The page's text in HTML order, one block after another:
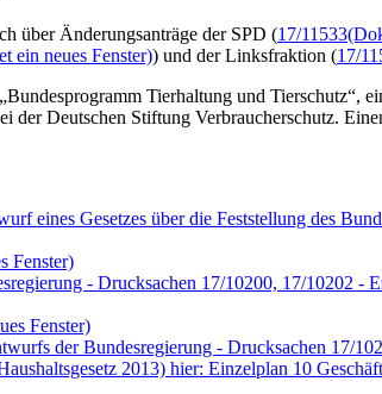
über Änderungsanträge der SPD (17/11533
ein neues Fenster)) und der Linksfraktion (17/
Tierhaltung und Tierschutz“,
der Deutschen Stiftung Verbraucherschutz.
eines Gesetzes über die Feststellung des
Fenster)
- Drucksachen 17/10200, 17/10202 -
Fenster)
der Bundesregierung - Drucksachen 17/
2013) hier: Einzelplan 10